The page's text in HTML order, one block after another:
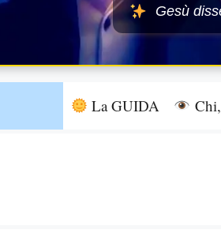
Gesù
La GUIDA